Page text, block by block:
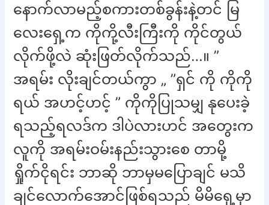
နောက်လာမည့်စကားတစ်ခွန်းနဲ့တင် မြ
လေးရှေ့က ကိုကို့လီးကြီးကို ကိုင်တွယ်
လိုက်ဖို့လဲ ဆုံးဖြတ်လိုက်သည်…။ ”
အရမ်း လိုးချင်တယ်ကွာ „ ”ရှင် ကို ကိုကို
ရယ် အဟင့်ဟင့် ” ကိုကိုပြုသမျှ နုပေးခဲ့
ရသည့်ရလဒ်က ဒါပဲလားဟင် အတွေးက
လူကို အရမ်းဝမ်းနည်းသွားစေ တာမို့
ရှိုက်ငိုရင်း ဘာဆို ဘာမှမပြောချင် မသိ
ချင်လောက်အောင်ဖြစ်ရသည် မိမိရှေ့မှာ